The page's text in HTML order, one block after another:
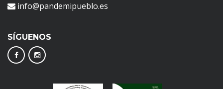
info@pandemipueblo.es
SÍGUENOS